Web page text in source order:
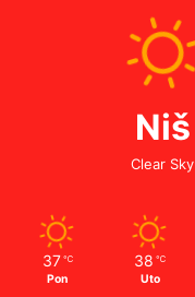
Niš
Clear Sky
37 ℃
Pon
38 ℃
Uto